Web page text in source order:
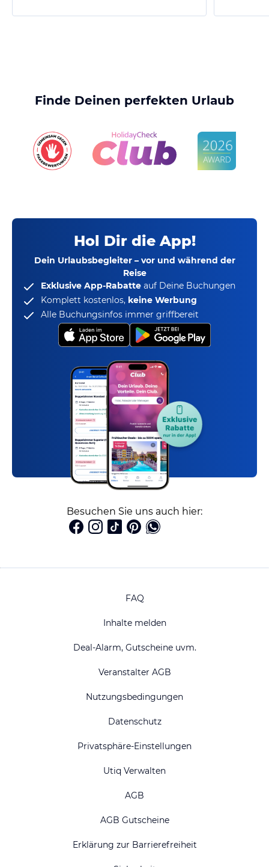
Finde Deinen perfekten Urlaub
Hol Dir die App!
Dein Urlaubsbegleiter – vor und während der
Reise
Exklusive App-Rabatte auf Deine Buchungen
Komplett kostenlos, keine Werbung
Alle Buchungsinfos immer griffbereit
Besuchen Sie uns auch hier:
FAQ
Inhalte melden
Deal-Alarm, Gutscheine uvm.
Veranstalter AGB
Nutzungsbedingungen
Datenschutz
Privatsphäre-Einstellungen
Utiq Verwalten
AGB
AGB Gutscheine
Erklärung zur Barrierefreiheit